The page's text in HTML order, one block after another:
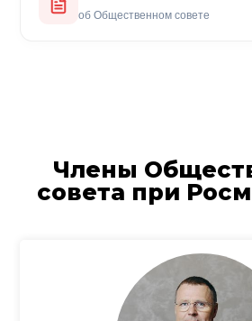
об Общественном совете
Члены
совета при